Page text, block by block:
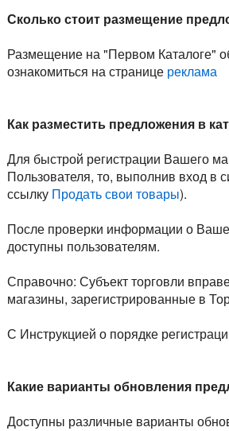
Сколько стоит размещение
Размещение на "Первом Каталоге"
ознакомиться на странице реклама
Как разместить предложения в
Для быстрой регистрации Вашего
Пользователя, то, выполнив вход в
ссылку Продать свои товары).
После проверки информации о
доступны пользователям.
Справочно: Субъект торговли
магазины, зарегистрированные в
С Инструкцией о порядке
Какие варианты обновления
Доступны различные варианты